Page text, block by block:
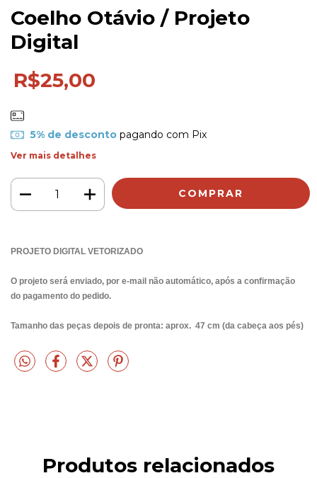
Coelho Otávio / Projeto
Digital
R$25,00
5% de descontopagando com Pix
Ver mais detalhes
PROJETO DIGITAL VETORIZADO
O projeto será enviado, por e-mail não automático, após a confirmação
do pagamento do pedido.
Tamanho das peças depois de pronta: aprox. 47 cm (da cabeça aos pés)
Produtos relacionados